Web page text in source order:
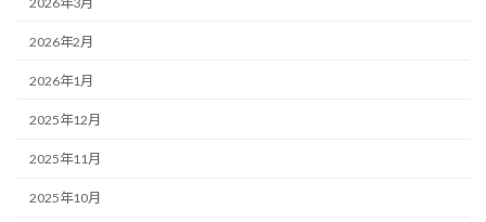
2026年2月
2026年1月
2025年12月
2025年11月
2025年10月